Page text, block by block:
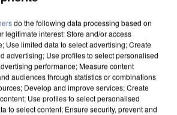
do the following data processing based on
legitimate interest: Store and/or access
Use limited data to select advertising; Create
advertising; Use profiles to select personalised
performance; Measure content
audiences through statistics or combinations
Develop and improve services; Create
Use profiles to select personalised
to select content; Ensure security, prevent and